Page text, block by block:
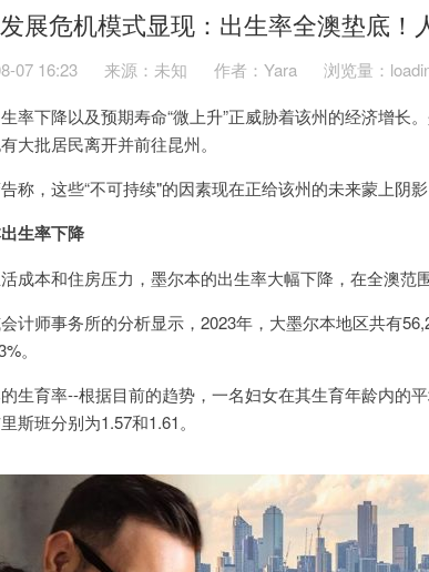
展危机模式显现：出生率全澳垫底！
07 16:23 来源：未知 作者：Yara 浏览量：
率下降以及预期寿命“微上升”正威胁着该州的经济增长
大批居民离开并前往昆州。
称，这些“不可持续"的因素现在正给该州的未来蒙上阴影
生率下降
成本和住房压力，墨尔本的出生率大幅下降，在全澳范
计师事务所的分析显示，2023年，大墨尔本地区共有
。
生育率--根据目前的趋势，一名妇女在其生育年龄内的
斯班分别为1.57和1.61。